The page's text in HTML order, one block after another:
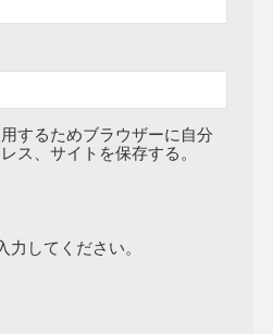
するためブラウザーに自分
ス、サイトを保存する。
力してください。